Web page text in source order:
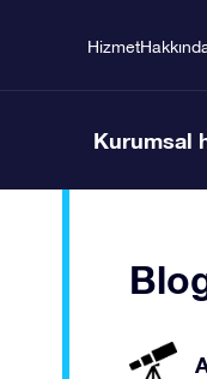
Hizmet
Kurumsal